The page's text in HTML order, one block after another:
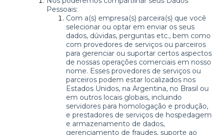
Pessoais:
Com a(s) empresa(s) parceira(s) que você
selecionar ou optar em enviar os seus
dados, dúvidas, perguntas etc., bem como
com provedores de serviços ou parceiros
para gerenciar ou suportar certos aspectos
de nossas operações comerciais em nosso
nome. Esses provedores de serviços ou
parceiros podem estar localizados nos
Estados Unidos, na Argentina, no Brasil ou
em outros locais globais, incluindo
servidores para homologação e produção,
e prestadores de serviços de hospedagem
e armazenamento de dados,
gerenciamento de fraudes, suporte ao